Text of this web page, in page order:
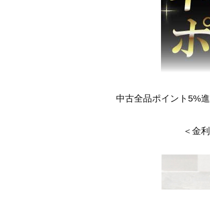
中古全品ポイント5%
＜金